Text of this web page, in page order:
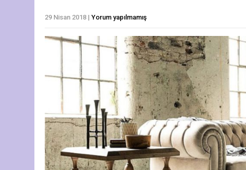
29 Nisan 2018 | Yorum yapılmamış